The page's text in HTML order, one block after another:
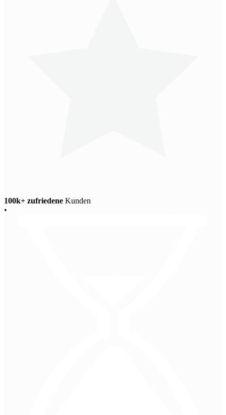
100k+ zufriedene Kunden
•